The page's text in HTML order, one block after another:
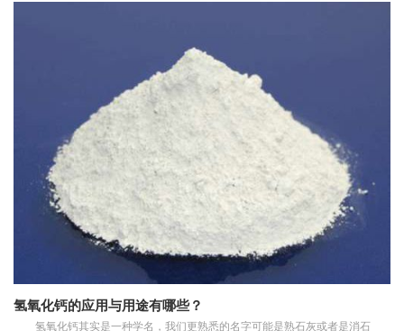
氢氧化钙的应用与用途有哪些？
氢氧化钙其实是一种学名，我们更熟悉的名字可能是熟石灰或者是消石